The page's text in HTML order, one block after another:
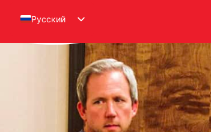
Русский